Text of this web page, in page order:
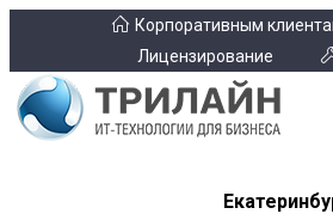
Корпоративным
Лицензирование